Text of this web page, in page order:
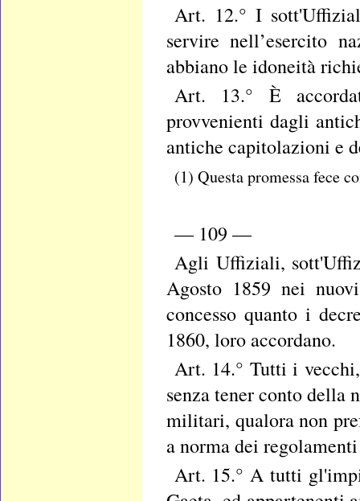
Art. 12.° I
servire nell’esercito
abbiano le idoneità
Art. 13.° È
provvenienti dagli
antiche capitolazioni e
(1) Questa promessa fece
— 109 —
Agli Uffiziali,
Agosto 1859 nei
concesso quanto i
1860, loro accordano.
Art. 14.° Tutti i
senza tener conto della
militari, qualora non
a norma dei
Art. 15.° A tutti